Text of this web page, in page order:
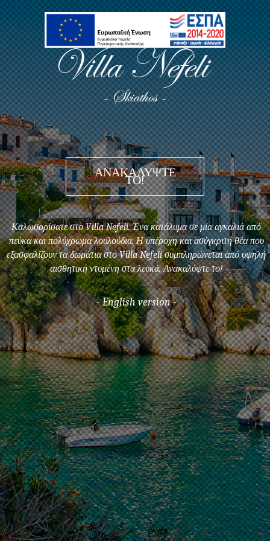
ΑΝΑΚΑΛΥΨΤΕ
ΤΟ!
Καλωσορίσατε στο Villa Nefeli. Ένα κατάλυμα σε μία αγκαλιά από
πεύκα και πολύχρωμα λουλούδια. Η υπέροχη και ασύγκριτη θέα που
εξασφαλίζουν τα δωμάτια στο Villa Nefeli συμπληρώνεται από υψηλή
αισθητική ντυμένη στα λευκά. Ανακαλύψτε το!
- English version -